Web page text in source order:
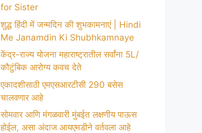
for Sister
शुद्ध हिंदी में जन्मदिन की शुभकामनाएं | Hindi
Me Janamdin Ki Shubhkamnaye
केंद्र-राज्य योजना महाराष्ट्रातील सर्वांना 5L/
कौटुंबिक आरोग्य कवच देते
एकादशीसाठी एमएसआरटीसी 290 बसेस
चालवणार आहे
सोमवार आणि मंगळवारी मुंबईत लक्षणीय पाऊस
होईल, असा अंदाज आयएमडीने वर्तवला आहे